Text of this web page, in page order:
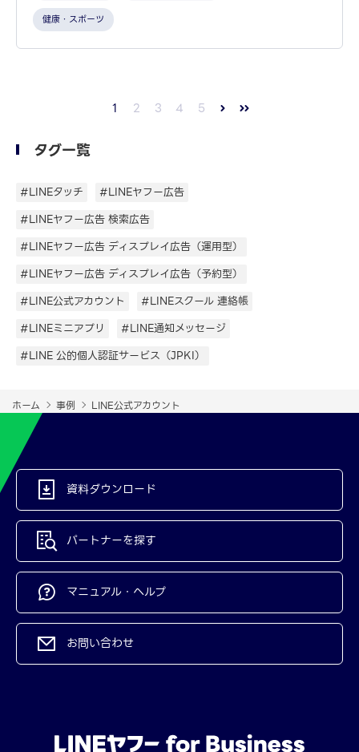
健康・スポーツ
1 2 3 4 5
タグ一覧
#LINEタッチ
#LINEヤフー広告
#LINEヤフー広告 検索広告
#LINEヤフー広告 ディスプレイ広告（運用型）
#LINEヤフー広告 ディスプレイ広告（予約型）
#LINE公式アカウント
#LINEスクール 連絡帳
#LINEミニアプリ
#LINE通知メッセージ
#LINE 公的個人認証サービス（JPKI）
ホーム 事例 LINE公式アカウント
資料ダウンロード
パートナーを探す
マニュアル・ヘルプ
お問い合わせ